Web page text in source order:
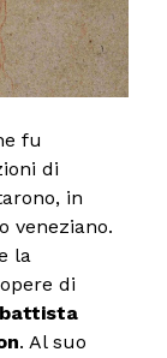
fu
di
in
veneziano.
la
di
. Al suo